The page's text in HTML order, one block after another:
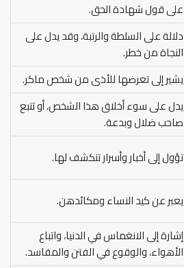
على قول شهادة الحق.
دلالة على السلطة والرتبة، وقد يدل على
النجاة من خطر.
يشير إلى تعرضها للأذى من شخص ماكر.
يدل على سوء أخلاق هذا الشخص، أو تتبع
صاحب ضلال وبدعة.
تؤول إلى أخبار وأسرار تنكشف لها.
يعبر عن كيد النساء ومكائدهن.
إشارة إلى الانغماس في الدنيا، واتباع
الأهواء، والوقوع في الفتن والمفاسد.